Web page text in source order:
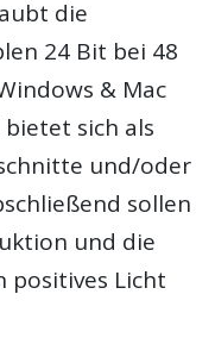
die
24 Bit bei 48
& Mac
sich als
und/oder
sollen
und die
positives Licht